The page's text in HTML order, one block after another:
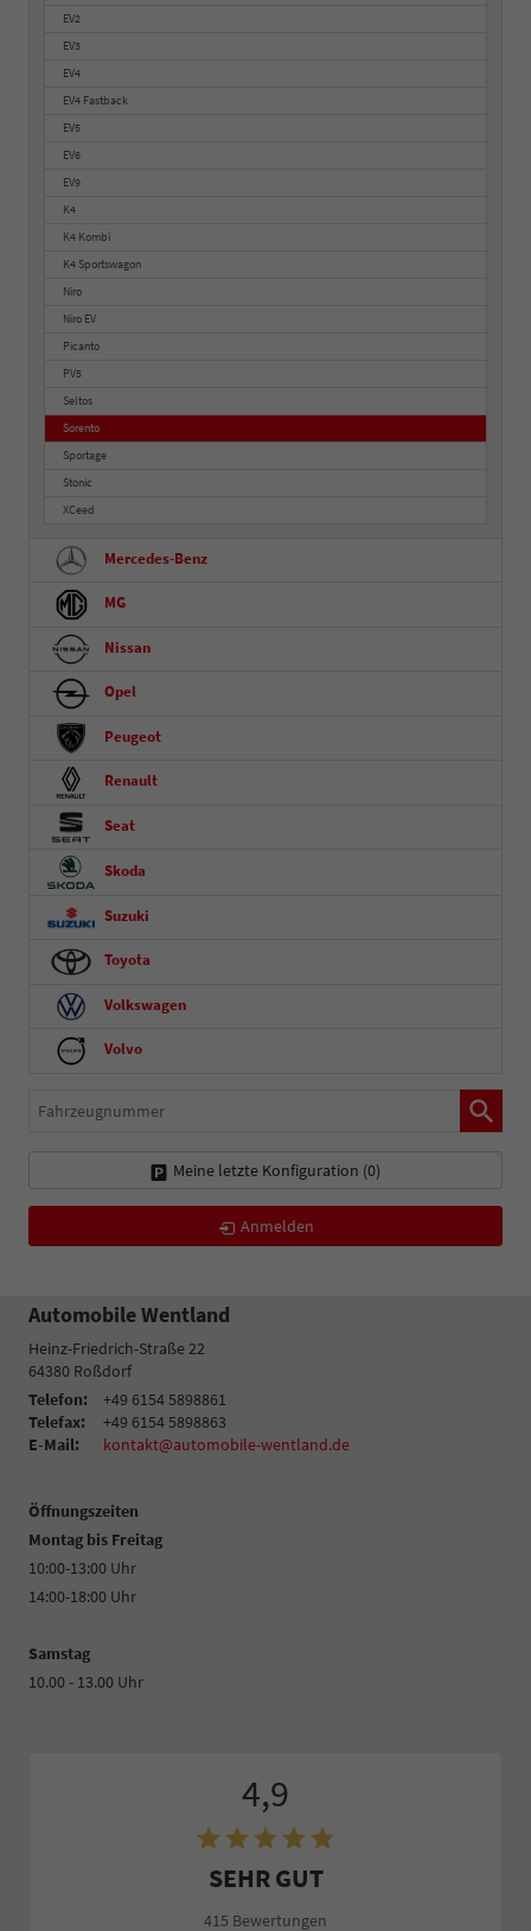
EV2
EV3
EV4
EV4 Fastback
EV5
EV6
EV9
K4
K4 Kombi
K4 Sportswagon
Niro
Niro EV
Picanto
PV5
Seltos
Sorento
Sportage
Stonic
XCeed
Mercedes-Benz
MG
Nissan
Opel
Peugeot
Renault
Seat
Skoda
Suzuki
Toyota
Volkswagen
Volvo
Fahrzeugnummer
Meine letzte Konfiguration (0)
Anmelden
Automobile Wentland
Heinz-Friedrich-Straße 22
64380 Roßdorf
Telefon:
+49 6154 5898861
Telefax:
+49 6154 5898863
E-Mail:
kontakt@automobile-wentland.de
Öffnungszeiten
Montag bis Freitag
10:00-13:00 Uhr
14:00-18:00 Uhr
Samstag
10.00 - 13.00 Uhr
4,9
SEHR GUT
415 Bewertungen